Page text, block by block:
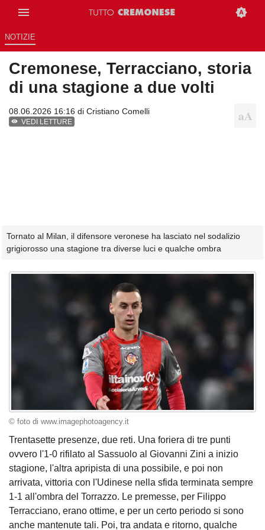
NOTIZIE
Cremonese, Terracciano, storia
di una stagione a due volti
08.06.2026 16:16 di Cristiano Comelli
VEDI LETTURE
Tornato al Milan, il difensore veronese ha lasciato nel sodalizio
grigiorosso una stagione tra diverse luci e qualche ombra
© foto di www.imagephotoagency.it
Trentasette presenze, due reti. Una foriera di tre punti
ovvero l'1-0 rifilato al Sassuolo al Giovanni Zini a inizio
stagione, l'altra apripista di una possibile, e poi non
arrivata, vittoria con l'Udinese nella sfida terminata sempre
1-1 all'ombra del Torrazzo. Le premesse, per Filippo
Terracciano, erano ottime, e per un certo periodo si sono
anche mantenute tali. Poi, tra andata e ritorno, qualche